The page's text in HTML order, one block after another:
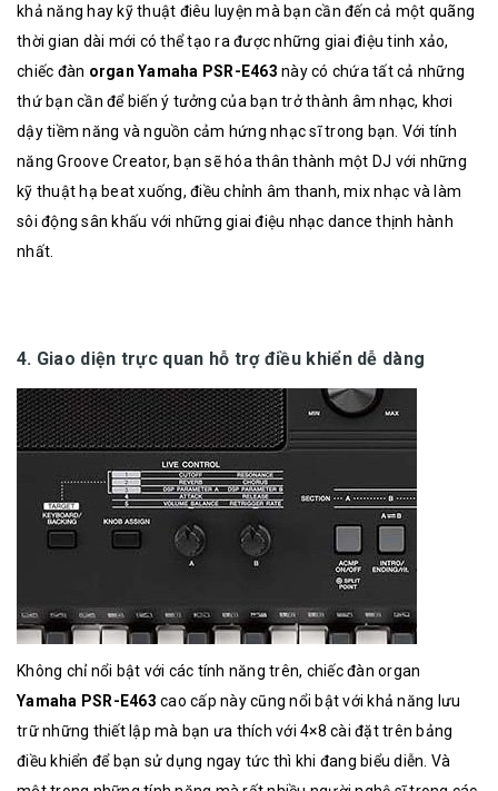
khả năng hay kỹ thuật điêu luyện mà bạn cần đến cả một quãng
thời gian dài mới có thể tạo ra được những giai điệu tinh xảo,
chiếc đàn organ Yamaha PSR-E463 này có chứa tất cả những
thứ bạn cần để biến ý tưởng của bạn trở thành âm nhạc, khơi
dậy tiềm năng và nguồn cảm hứng nhạc sĩ trong bạn. Với tính
năng Groove Creator, bạn sẽ hóa thân thành một DJ với những
kỹ thuật hạ beat xuống, điều chỉnh âm thanh, mix nhạc và làm
sôi động sân khấu với những giai điệu nhạc dance thịnh hành
nhất.
4. Giao diện trực quan hỗ trợ điều khiển dễ dàng
Không chỉ nổi bật với các tính năng trên, chiếc đàn organ
Yamaha PSR-E463 cao cấp này cũng nổi bật với khả năng lưu
trữ những thiết lập mà bạn ưa thích với 4×8 cài đặt trên bảng
điều khiển để bạn sử dụng ngay tức thì khi đang biểu diễn. Và